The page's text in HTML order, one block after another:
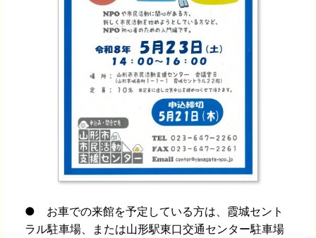
● お車での来館を予定している方は、霞城セント
ラル駐車場、または山形駅東口交通センター駐車場